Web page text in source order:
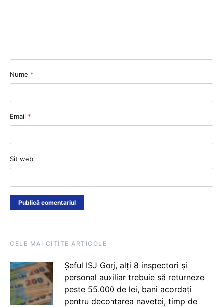
Nume *
Email *
Sit web
CELE MAI CITITE ARTICOLE
Șeful ISJ Gorj, alți 8 inspectori și
personal auxiliar trebuie să returneze
peste 55.000 de lei, bani acordați
pentru decontarea navetei, timp de